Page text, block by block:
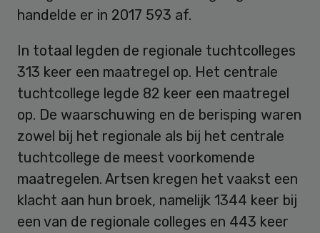
handelde er in 2017 593 af.
In totaal legden de regionale tuchtcolleges
313 keer een maatregel op. Het centrale
tuchtcollege legde 82 keer een maatregel
op. De waarschuwing en de berisping waren
zowel bij het regionale als bij het centrale
tuchtcollege de meest voorkomende
maatregelen. Artsen kregen het vaakst een
klacht aan hun broek, namelijk 1344 keer bij
een van de regionale colleges en 443 keer